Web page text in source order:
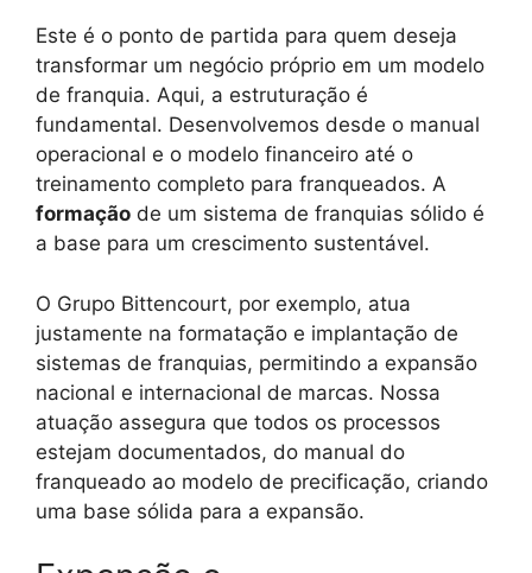
Este é o ponto de partida para quem deseja
transformar um negócio próprio em um modelo
de franquia. Aqui, a estruturação é
fundamental. Desenvolvemos desde o manual
operacional e o modelo financeiro até o
treinamento completo para franqueados. A
formação de um sistema de franquias sólido é
a base para um crescimento sustentável.
O Grupo Bittencourt, por exemplo, atua
justamente na formatação e implantação de
sistemas de franquias, permitindo a expansão
nacional e internacional de marcas. Nossa
atuação assegura que todos os processos
estejam documentados, do manual do
franqueado ao modelo de precificação, criando
uma base sólida para a expansão.